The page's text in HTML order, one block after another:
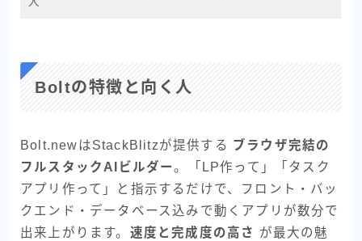
Boltの特徴と向く人
Bolt.newはStackBlitzが提供する ブラウザ完結の
フルスタックAIビルダー。「LP作って」「タスク
アプリ作って」と指示するだけで、フロント・バッ
クエンド・データベース込みで動くアプリが数分で
出来上がります。 速度と完成度の高さ が最大の魅